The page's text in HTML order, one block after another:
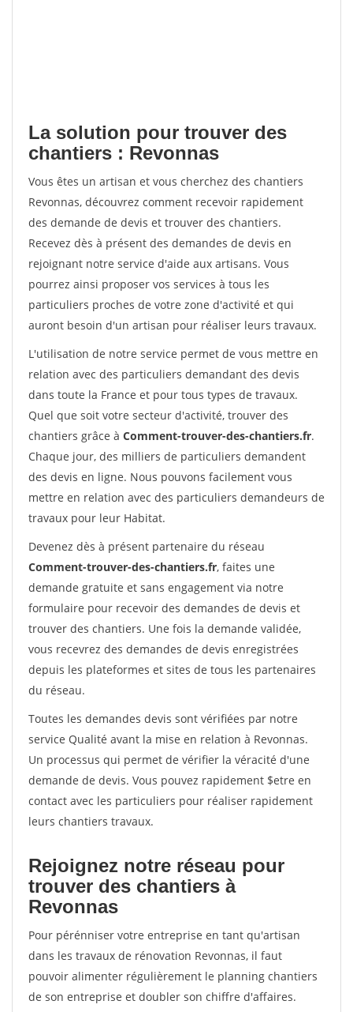
La solution pour trouver des
chantiers : Revonnas
Vous êtes un artisan et vous cherchez des chantiers
Revonnas, découvrez comment recevoir rapidement
des demande de devis et trouver des chantiers.
Recevez dès à présent des demandes de devis en
rejoignant notre service d'aide aux artisans. Vous
pourrez ainsi proposer vos services à tous les
particuliers proches de votre zone d'activité et qui
auront besoin d'un artisan pour réaliser leurs travaux.
L'utilisation de notre service permet de vous mettre en
relation avec des particuliers demandant des devis
dans toute la France et pour tous types de travaux.
Quel que soit votre secteur d'activité, trouver des
chantiers grâce à Comment-trouver-des-chantiers.fr.
Chaque jour, des milliers de particuliers demandent
des devis en ligne. Nous pouvons facilement vous
mettre en relation avec des particuliers demandeurs de
travaux pour leur Habitat.
Devenez dès à présent partenaire du réseau
Comment-trouver-des-chantiers.fr, faites une
demande gratuite et sans engagement via notre
formulaire pour recevoir des demandes de devis et
trouver des chantiers. Une fois la demande validée,
vous recevrez des demandes de devis enregistrées
depuis les plateformes et sites de tous les partenaires
du réseau.
Toutes les demandes devis sont vérifiées par notre
service Qualité avant la mise en relation à Revonnas.
Un processus qui permet de vérifier la véracité d'une
demande de devis. Vous pouvez rapidement $etre en
contact avec les particuliers pour réaliser rapidement
leurs chantiers travaux.
Rejoignez notre réseau pour
trouver des chantiers à
Revonnas
Pour pérénniser votre entreprise en tant qu'artisan
dans les travaux de rénovation Revonnas, il faut
pouvoir alimenter régulièrement le planning chantiers
de son entreprise et doubler son chiffre d'affaires.